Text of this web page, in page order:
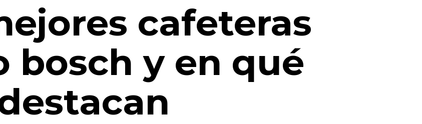
cafeteras
bosch y en qué